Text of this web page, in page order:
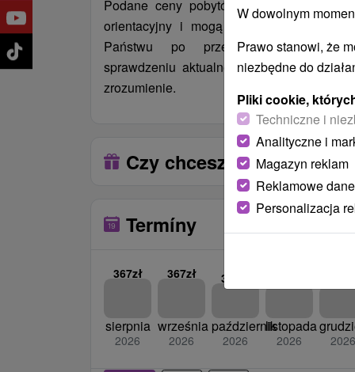
Podane ceny pobytów mają charakter
orientacyjny i mogą ulec zmianie.
Państwu po przesłaniu formularza
sprawdzeniu aktualnej dostępności.
zrozumienie.
Czy chcesz podarować
Termíny
367zł
sierpnia
2026
367zł
września
2026
323zł
październik
2026
listopada
2026 2026
W dowolnym
Prawo stanowi, że
niezbędne do
Pliki cookie,
Techniczne i
Analityczne i
Magazyn reklam
Reklamowe
Personalizacja